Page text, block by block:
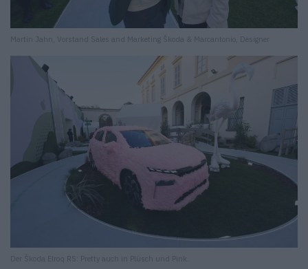
Martin Jahn, Vorstand Sales and Marketing Škoda & Marcantonio, Designer
Der Škoda Elroq RS: Pretty auch in Plüsch und Pink.